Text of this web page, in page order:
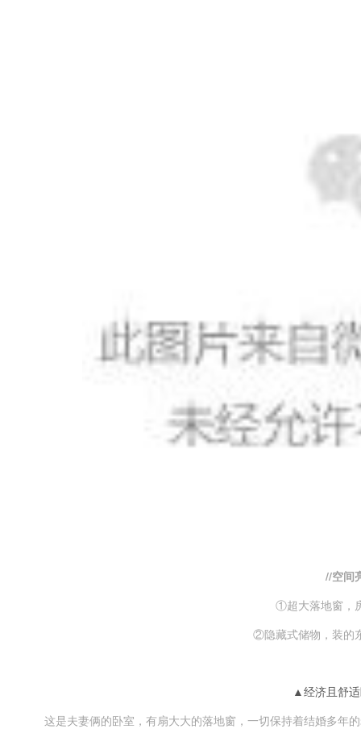
//空间
①超大落地窗，
②隐藏式储物，装的
▲经济且舒
这是夫妻俩的卧室，有扇大大的落地窗，一切保持着结婚多年